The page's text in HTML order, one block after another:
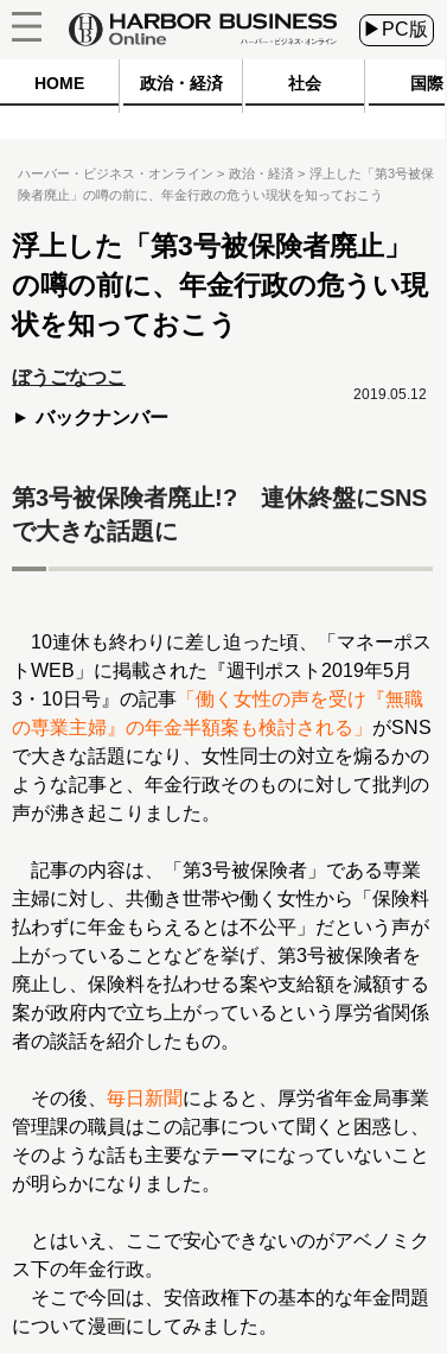
▶PC版
HOME 政治・経済 社会 国際
ハーバー・ビジネス・オンライン 政治・経済
浮上した「第3号被保
険者廃止」の噂の前に、年金行政の危うい現状を知っておこう
浮上した「第3号被保険者廃止」
の噂の前に、年金行政の危うい現
状を知っておこう
ぼうごなつこ
バックナンバー
2019.05.12
第3号被保険者廃止!? 連休終盤にSNS
で大きな話題に
10連休も終わりに差し迫った頃、「マネーポス
トWEB」に掲載された『週刊ポスト2019年5月
3・10日号』の記事 「働く女性の声を受け『無職
の専業主婦』の年金半額案も検討される」 がSNS
で大きな話題になり、女性同士の対立を煽るかの
ような記事と、年金行政そのものに対して批判の
声が沸き起こりました。
記事の内容は、「第3号被保険者」である専業
主婦に対し、共働き世帯や働く女性から「保険料
払わずに年金もらえるとは不公平」だという声が
上がっていることなどを挙げ、第3号被保険者を
廃止し、保険料を払わせる案や支給額を減額する
案が政府内で立ち上がっているという厚労省関係
者の談話を紹介したもの。
その後、 毎日新聞によると、厚労省年金局事業
管理課の職員はこの記事について聞くと困惑し、
そのような話も主要なテーマになっていないこと
が明らかになりました。
とはいえ、ここで安心できないのがアベノミク
ス下の年金行政。
そこで今回は、安倍政権下の基本的な年金問題
について漫画にしてみました。